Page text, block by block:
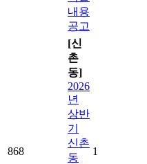
내용
공고
868
[신
촌
동]
2026
년
상반
기
신촌
동
1